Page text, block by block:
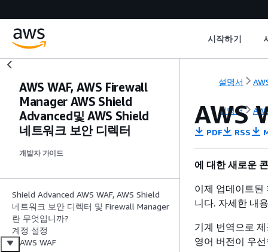
시작하기
AWS WAF, AWS Firewall
Manager AWS Shield
Advanced및 AWS Shield
네트워크 보안 디렉터
개발자 가이드
Shield Advanced AWS WAF, AWS Shield
네트워크 보안 디렉터 및 Firewall Manager
란 무엇입니까?
계정 설정
AWS WAF
설명서
설명서
AWS
PDF RSS
에 대한 새로운
이제 업데이트된
니다. 자세한 내
기계 번역으로
영어 버전이 우